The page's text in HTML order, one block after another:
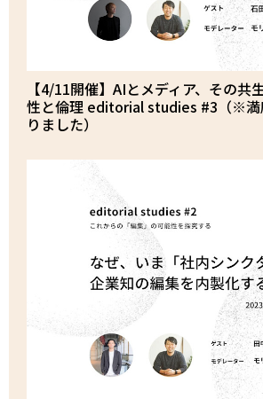
【4/11開催】AIとメディア、その共
性と倫理 editorial studies #3（※満
りました）